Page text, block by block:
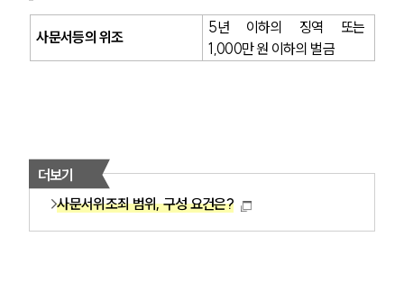
사문서등의 위조
5년 이하의 징역 또는
1,000만 원 이하의 벌금
더보기
사문서위조죄 범위, 구성 요건은?